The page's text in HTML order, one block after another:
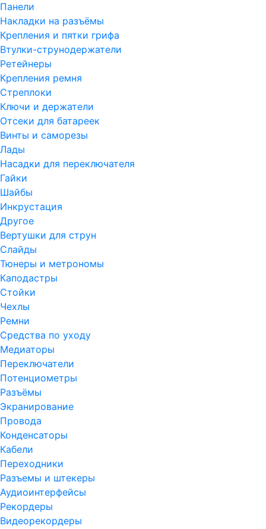
Панели
Накладки на разъёмы
Крепления и пятки грифа
Втулки-струнодержатели
Ретейнеры
Крепления ремня
Стреплоки
Ключи и держатели
Отсеки для батареек
Винты и саморезы
Лады
Насадки для переключателя
Гайки
Шайбы
Инкрустация
Другое
Вертушки для струн
Слайды
Тюнеры и метрономы
Каподастры
Стойки
Чехлы
Ремни
Средства по уходу
Медиаторы
Переключатели
Потенциометры
Разъёмы
Экранирование
Провода
Конденсаторы
Кабели
Переходники
Разъемы и штекеры
Аудиоинтерфейсы
Рекордеры
Видеорекордеры